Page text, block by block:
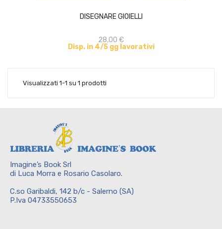
DISEGNARE GIOIELLI
28,00 €
Disp. in 4/5 gg lavorativi
Visualizzati 1-1 su 1 prodotti
Imagine’s Book Srl
di Luca Morra e Rosario Casolaro.
C.so Garibaldi, 142 b/c - Salerno (SA)
P.Iva 04733550653